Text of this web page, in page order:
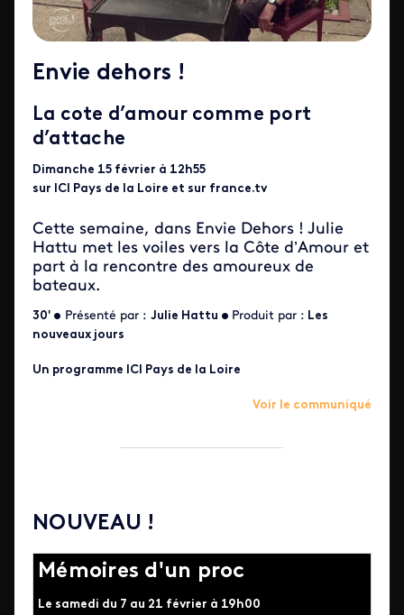
Envie dehors !
La cote d’amour comme port
d’attache
Dimanche 15 février à 12h55
sur ICI Pays de la Loire et sur france.tv
Cette semaine, dans Envie Dehors ! Julie
Hattu met les voiles vers la Côte d’Amour et
part à la rencontre des amoureux de
bateaux.
30' • Présenté par : Julie Hattu • Produit par : Les
nouveaux jours
Un programme ICI Pays de la Loire
Voir le communiqué
NOUVEAU !
Mémoires d'un proc
Le samedi du 7 au 21 février à 19h00